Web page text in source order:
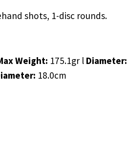
shots, 1-disc rounds.
Weight: 175.1gr l Diameter:
18.0cm